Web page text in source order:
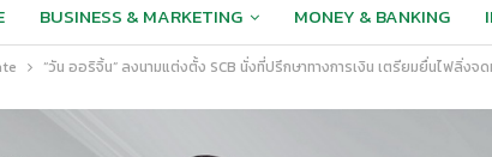
BUSINESS & MARKETING MONEY & BANKING
“วัน ออริจิ้น” ลงนามแต่งตั้ง SCB นั่งที่ปรึกษาทางการเงิน เตรียมยื่นไฟลิ่งจ